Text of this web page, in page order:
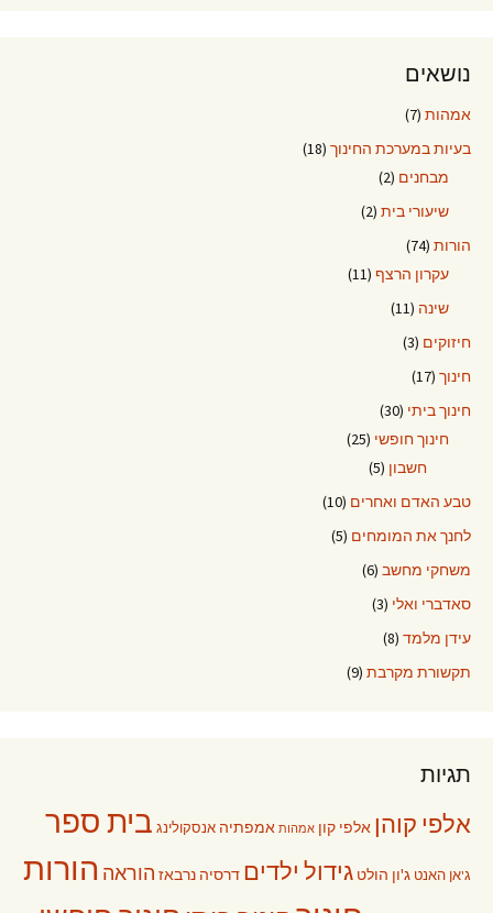
נושאים
אמהות (7)
בעיות במערכת החינוך (18)
מבחנים (2)
שיעורי בית (2)
הורות (74)
עקרון הרצף (11)
שינה (11)
חיזוקים (3)
חינוך (17)
חינוך ביתי (30)
חינוך חופשי (25)
חשבון (5)
טבע האדם ואחרים (10)
לחנך את המומחים (5)
משחקי מחשב (6)
סאדברי ואלי (3)
עידן מלמד (8)
תקשורת מקרבת (9)
תגיות
אלפי קוהן אלפי קון אמהות אמפתיה אנסקולינג בית ספר
ג'אן האנט ג'ון הולט גידול ילדים דרסיה נרבאז הוראה הורות